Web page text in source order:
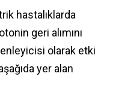
hastalıklarda
geri alımını
olarak etki
yer alan